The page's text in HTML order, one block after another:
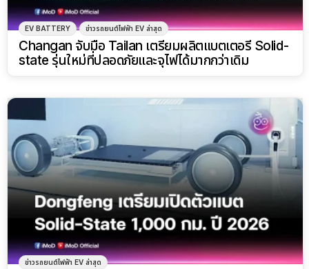
EV BATTERY ข่าวรถยนต์ไฟฟ้า EV ล่าสุด
Changan จับมือ Tailan เตรียมผลิตแบตเตอรี่ Solid-
state รุ่นใหม่ที่ปลอดภัยและจุไฟได้มากกว่าเดิม
ข่าวรถยนต์ไฟฟ้า EV ล่าสุด